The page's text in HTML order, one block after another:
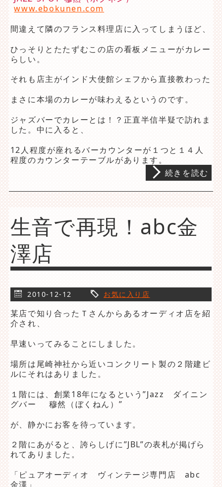
www.ebokunen.com
間違えて隣のフランス料理店に入ってしまうほど、
ひっそりとたたずむこの店の看板メニューがカレー
らしい。
それも店主がインド大使館シェフから直接教わった
まさに本場のカレーが味わえるというのです。
ジャズバーでカレーとは！？正直半信半疑で訪れま
した。中に入ると、
12人程度が座れるバーカウンターが１つと１４人
程度のカウンターテーブルがあります。
続きを読む
生音で再現！abc金
澤店
2010-12-12 お気に入り店
某店で知り合ったＴさんからあるオーディオ店を紹
介され、
早速いってみることにしました。
場所は尾崎神社から近いコンクリート製の２階建ビ
ルにそれはありました。
１階には、創業18年になるという”Jazz ダイニン
グバー 穆然（ぼくねん）”
が、静かにお客を待っています。
２階にあがると、誇らしげに”JBL”の表札が掲げら
れてありました。
「ピュアオーディオ ヴィンテージ専門店 abc
金澤」